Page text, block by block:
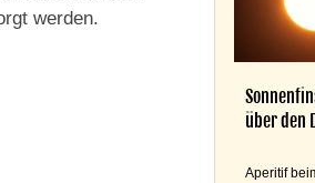
werden.
über den
Aperitif